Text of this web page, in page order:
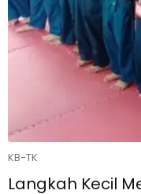
KB-TK
Langkah Kecil